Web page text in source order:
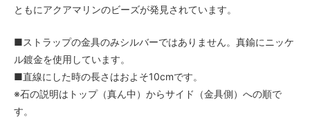
ともにアクアマリンのビーズが発見されています。
■ストラップの金具のみシルバーではありません。真鍮にニッケ
ル鍍金を使用しています。
■直線にした時の長さはおよそ10cmです。
※石の説明はトップ（真ん中）からサイド（金具側）への順で
す。